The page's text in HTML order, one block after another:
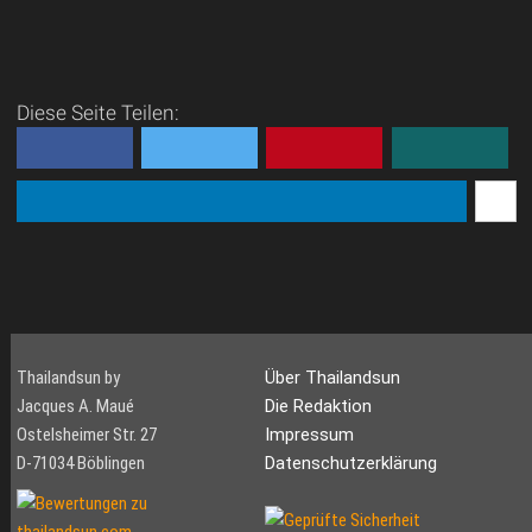
Thailands: dem Kampf der
Nashornkäfer. Was für
gestrichen, was den legalen
Diese Seite Teilen:
Thailandsun by
Jacques A. Maué
Ostelsheimer Str. 27
D-71034 Böblingen
Über Thailandsun
Die Redaktion
Impressum
Datenschutzerklärung